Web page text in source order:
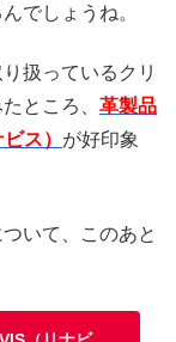
でしょうね。
扱っているクリ
ところ、 革製品
ス） が好印象
いて、このあと